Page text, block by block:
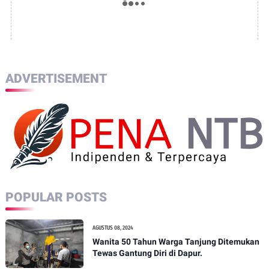
ADVERTISEMENT
POPULAR POSTS
AGUSTUS 08, 2024
Wanita 50 Tahun Warga Tanjung Ditemukan
Tewas Gantung Diri di Dapur.